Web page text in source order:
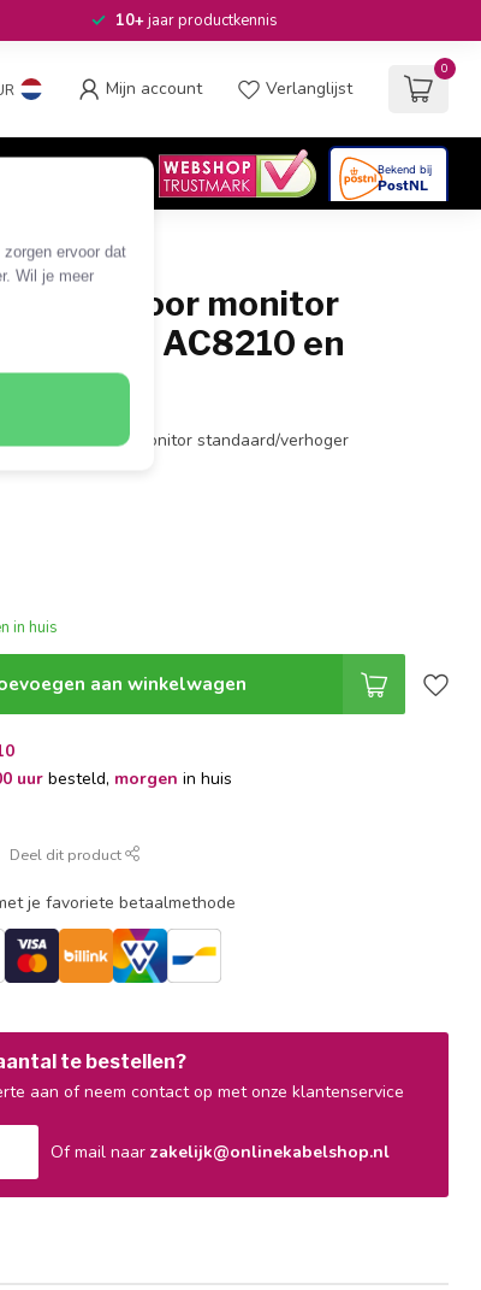
ervoor dat
Wil je meer
10+jaar productkennis
Mijn account Verlanglijst
0
voor monitor
AC8210 en
en AC8215 monitor standaard/verhoger
in huis
aan winkelwagen
uur besteld, morgen in huis
Deel dit product
je favoriete betaalmethode
te bestellen?
aan of neem contact op met onze klantenservice
Of mail naarzakelijk@onlinekabelshop.nl